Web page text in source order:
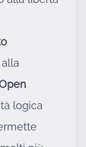
logica